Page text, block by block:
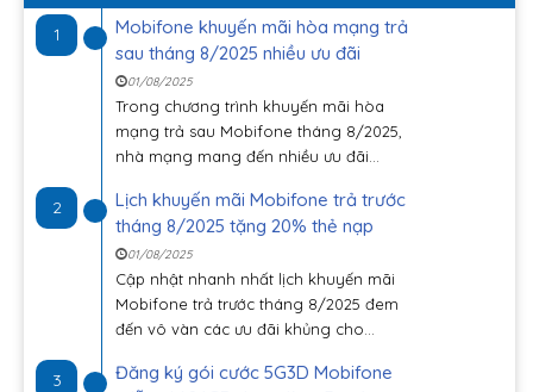
1
Mobifone khuyến mãi hòa mạng trả
sau tháng 8/2025 nhiều ưu đãi
01/08/2025
Trong chương trình khuyến mãi hòa
mạng trả sau Mobifone tháng 8/2025,
nhà mạng mang đến nhiều ưu đãi...
2
Lịch khuyến mãi Mobifone trả trước
tháng 8/2025 tặng 20% thẻ nạp
01/08/2025
Cập nhật nhanh nhất lịch khuyến mãi
Mobifone trả trước tháng 8/2025 đem
đến vô vàn các ưu đãi khủng cho...
3
Đăng ký gói cước 5G3D Mobifone